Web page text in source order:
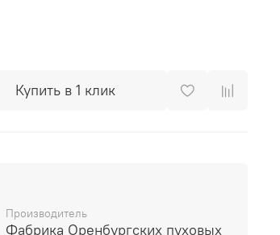
Купить в 1 клик
Производитель
Фабрика Оренбургских пуховых